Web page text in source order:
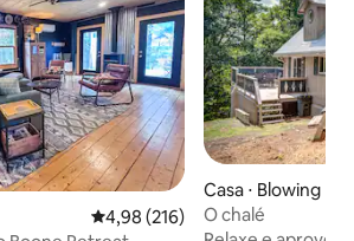
4,98 de uma avaliação média de
4,98 (216)
Casa ⋅ Blowing
O chalé